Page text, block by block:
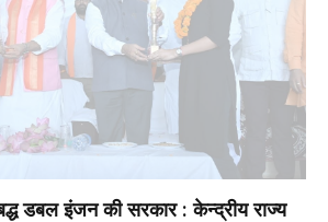
डबल इंजन की सरकार : केन्द्रीय राज्य